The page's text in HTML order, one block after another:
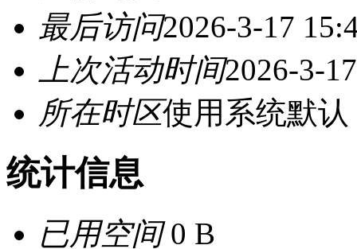
最后访问2026-3-17
上次活动时间2026-3-
所在时区使用系统默认
统计信息
已用空间0 B